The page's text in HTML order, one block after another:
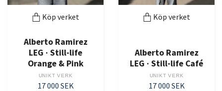
Köp verket
Alberto Ramirez
LEG · Still-life
Orange & Pink
UNIKT VERK
17 000 SEK
Köp verket
Alberto Ramirez
LEG · Still-life Café
UNIKT VERK
17 000 SEK